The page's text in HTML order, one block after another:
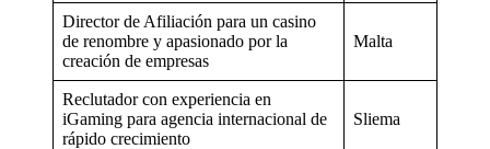
Director de Afiliación para un casino
de renombre y apasionado por la
creación de empresas
Malta
Reclutador con experiencia en
iGaming para agencia internacional de
rápido crecimiento
Sliema